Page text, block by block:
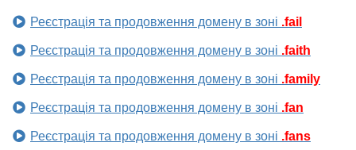
Реєстрація та продовження домену в зоні .fail
Реєстрація та продовження домену в зоні .faith
Реєстрація та продовження домену в зоні .family
Реєстрація та продовження домену в зоні .fan
Реєстрація та продовження домену в зоні .fans